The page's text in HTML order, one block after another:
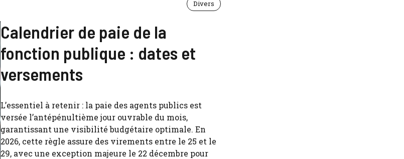
Divers
Calendrier de paie de la
fonction publique : dates et
versements
L’essentiel à retenir : la paie des agents publics est
versée l’antépénultième jour ouvrable du mois,
garantissant une visibilité budgétaire optimale. En
2026, cette règle assure des virements entre le 25 et le
29, avec une exception majeure le 22 décembre pour